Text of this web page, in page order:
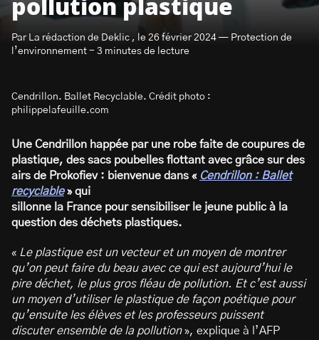
pollution plastique
Par La rédaction de Deklic , le 26 février 2024 — Protection de
l’environnement - 3 minutes de lecture
Cendrillon. Ballet Recyclable. Crédit photo :
philippelafeuille.com
Une Cendrillon happée par une robe faite de coupures de
plastique, des sacs poubelles flottant avec grâce sur des
airs de Prokofiev : bienvenue dans « Cendrillon : Ballet
recyclable» qui
sillonne la France pour sensibiliser le jeune public à la
question des déchets plastiques.
« Le plastique est un vecteur et un moyen de montrer
qu’on peut faire du beau avec ce qui est aujourd’hui le
pire déchet, le plus gros fléau de pollution. Et c’est aussi
un moyen d’utiliser le plastique de façon poétique pour
qu’ensuite les élèves et les professeurs puissent
discuter ensemble de la pollution», explique à l’AFP
S’abonner à la newsletter